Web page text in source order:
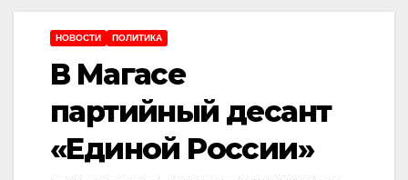
НОВОСТИ ПОЛИТИКА
В Магасе
партийный десант
«Единой России»